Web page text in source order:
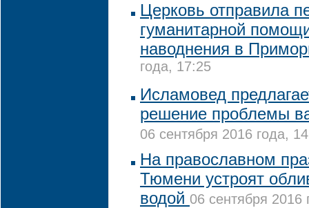
Церковь отправила
гуманитарной
наводнения в
года, 17:25
Исламовед
решение проблемы
06 сентября 2016 года,
На православном
Тюмени устроят
водой 06 сентября 2016